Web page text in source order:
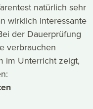
natürlich sehr
wirklich interessante
der Dauerprüfung
verbrauchen
im Unterricht zeigt,